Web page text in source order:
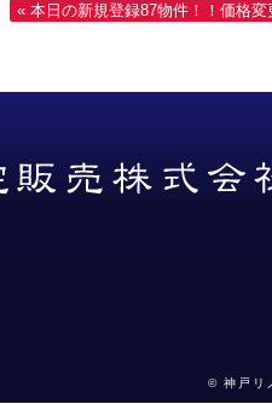
« 本日の新規登録87物件！！価格変
© 神戸リ